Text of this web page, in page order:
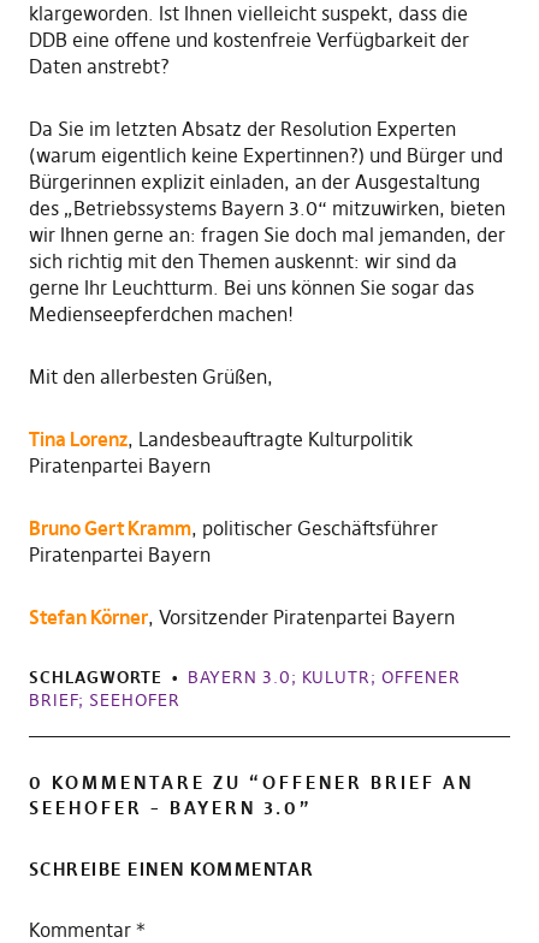
klargeworden. Ist Ihnen vielleicht suspekt, dass die
DDB eine offene und kostenfreie Verfügbarkeit der
Daten anstrebt?
Da Sie im letzten Absatz der Resolution Experten
(warum eigentlich keine Expertinnen?) und Bürger und
Bürgerinnen explizit einladen, an der Ausgestaltung
des „Betriebssystems Bayern 3.0“ mitzuwirken, bieten
wir Ihnen gerne an: fragen Sie doch mal jemanden, der
sich richtig mit den Themen auskennt: wir sind da
gerne Ihr Leuchtturm. Bei uns können Sie sogar das
Medienseepferdchen machen!
Mit den allerbesten Grüßen,
Tina Lorenz, Landesbeauftragte Kulturpolitik
Piratenpartei Bayern
Bruno Gert Kramm, politischer Geschäftsführer
Piratenpartei Bayern
Stefan Körner, Vorsitzender Piratenpartei Bayern
SCHLAGWORTE
BAYERN 3.0; KULUTR; OFFENER
BRIEF; SEEHOFER
0 KOMMENTARE ZU “ OFFENER BRIEF AN
SEEHOFER – BAYERN 3.0 ”
SCHREIBE EINEN KOMMENTAR
Kommentar *